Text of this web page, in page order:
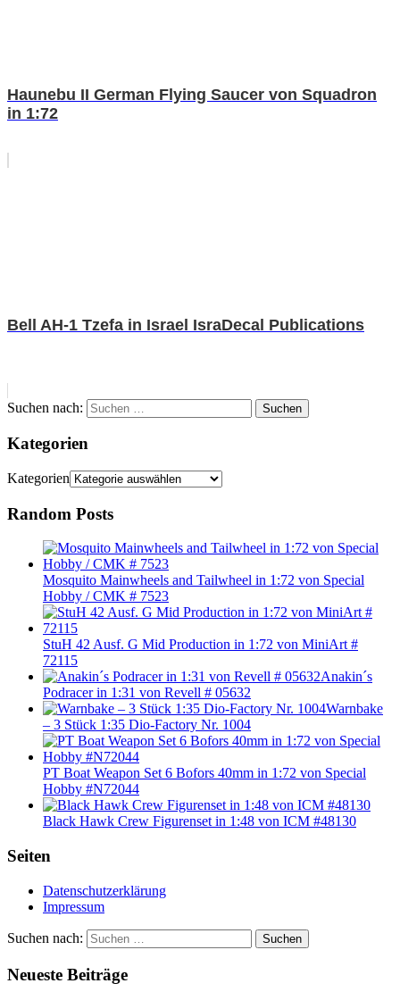
Haunebu II German Flying Saucer von Squadron
in 1:72
Bell AH-1 Tzefa in Israel IsraDecal Publications
Suchen nach: Suchen
Kategorien
Kategorien
Random Posts
Mosquito Mainwheels and Tailwheel in 1:72 von Special
Hobby / CMK # 7523
StuH 42 Ausf. G Mid Production in 1:72 von MiniArt #
72115
Anakin´s
Podracer in 1:31 von Revell # 05632
Warnbake
– 3 Stück 1:35 Dio-Factory Nr. 1004
PT Boat Weapon Set 6 Bofors 40mm in 1:72 von Special
Hobby #N72044
Black Hawk Crew Figurenset in 1:48 von ICM #48130
Seiten
Datenschutzerklärung
Impressum
Suchen nach: Suchen
Neueste Beiträge